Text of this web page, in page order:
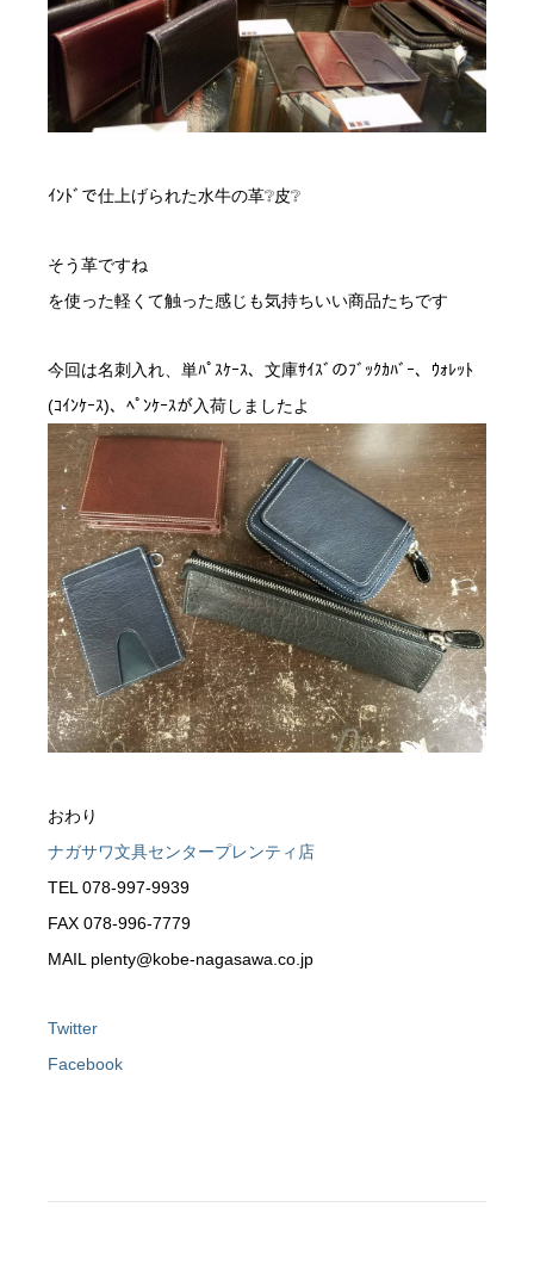
ｲﾝﾄﾞで仕上げられた水牛の革❔皮❔
そう革ですね
を使った軽くて触った感じも気持ちいい商品たちです
今回は名刺入れ、単ﾊﾟｽｹｰｽ、文庫ｻｲｽﾞのﾌﾞｯｸｶﾊﾞｰ、ｳｫﾚｯﾄ
(ｺｲﾝｹｰｽ)、ﾍﾟﾝｹｰｽが入荷しましたよ
おわり
ナガサワ文具センタープレンティ店
TEL 078-997-9939
FAX 078-996-7779
MAIL plenty@kobe-nagasawa.co.jp
Twitter
Facebook